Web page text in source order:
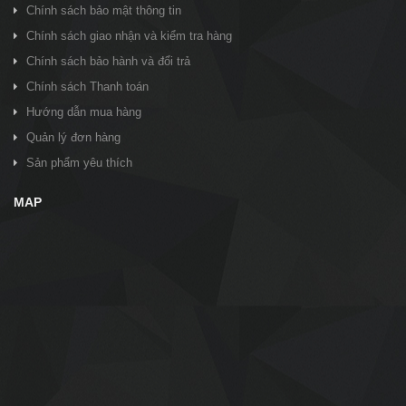
Chính sách bảo mật thông tin
Chính sách giao nhận và kiểm tra hàng
Chính sách bảo hành và đổi trả
Chính sách Thanh toán
Hướng dẫn mua hàng
Quản lý đơn hàng
Sản phẩm yêu thích
MAP